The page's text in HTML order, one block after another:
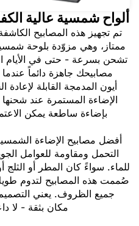
ألواح شمسية عالية
تم تجهيز هذه المصابيح
ممتاز، وهي مزوّدة بلوحة
تشحن بسرعة - حتى في الأيام
مصابيحك جاهزة دائماً عندما
الإضاءة المستمرة عند
بإضاءة ساطعة يمكن
أفضل مصابيح الإضاءة
للماء. سواءً كان المطر أو الثلج
صُممت هذه المصابيح لتدوم
جميع الظروف. يعني التصميم
مكان بثقة - لا